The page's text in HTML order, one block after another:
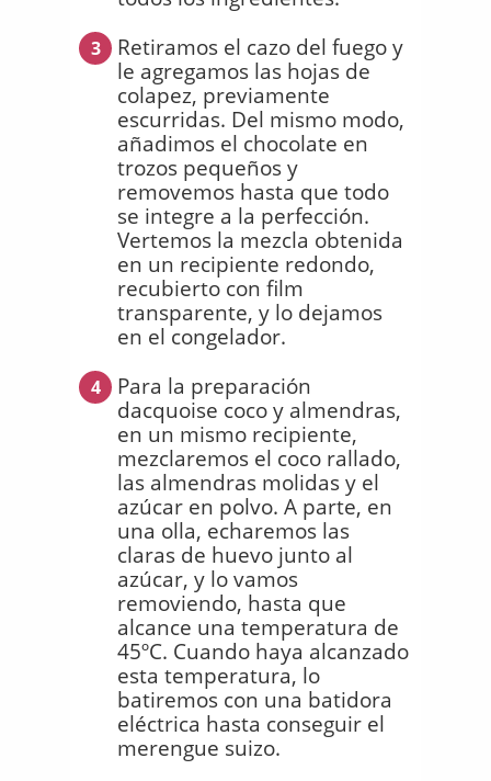
3
Retiramos el cazo del fuego y
le agregamos las hojas de
colapez, previamente
escurridas. Del mismo modo,
añadimos el chocolate en
trozos pequeños y
removemos hasta que todo
se integre a la perfección.
Vertemos la mezcla obtenida
en un recipiente redondo,
recubierto con film
transparente, y lo dejamos
en el congelador.
4
Para la preparación
dacquoise coco y almendras,
en un mismo recipiente,
mezclaremos el coco rallado,
las almendras molidas y el
azúcar en polvo. A parte, en
una olla, echaremos las
claras de huevo junto al
azúcar, y lo vamos
removiendo, hasta que
alcance una temperatura de
45ºC. Cuando haya alcanzado
esta temperatura, lo
batiremos con una batidora
eléctrica hasta conseguir el
merengue suizo.